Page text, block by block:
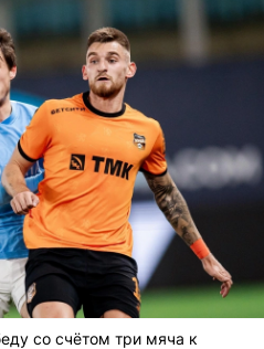
со счётом три мяча к